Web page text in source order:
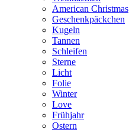
American Christmas
Geschenkpäckchen
Kugeln
Tannen
Schleifen
Sterne
Licht
Folie
Winter
Love
Frühjahr
Ostern